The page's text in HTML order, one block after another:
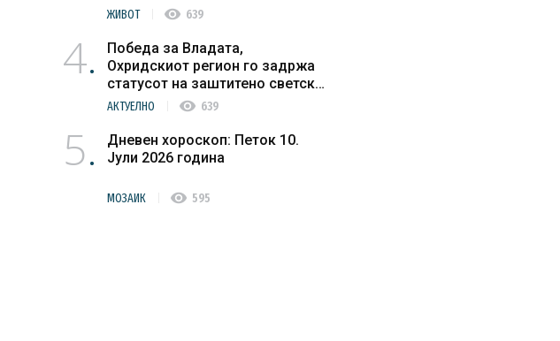
ЖИВОТ visibility 639
4
Победа за Владата,
Охридскиот регион го задржа
статусот на заштитено светско
културно наследство
АКТУЕЛНО visibility 639
5
Дневен хороскоп: Петок 10.
Јули 2026 година
МОЗАИК visibility 595